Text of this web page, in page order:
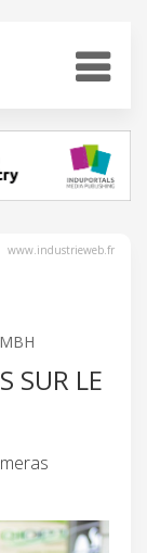
www.industrieweb.fr
SUR LE